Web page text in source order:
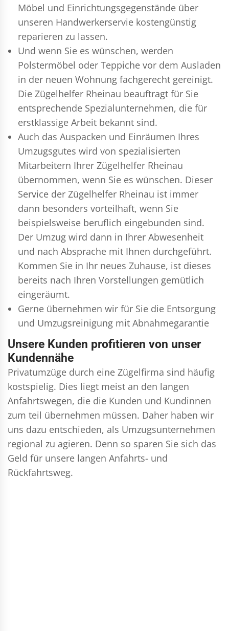
Möbel und Einrichtungsgegenstände über
unseren Handwerkerservie kostengünstig
reparieren zu lassen.
Und wenn Sie es wünschen, werden
Polstermöbel oder Teppiche vor dem Ausladen
in der neuen Wohnung fachgerecht gereinigt.
Die Zügelhelfer Rheinau beauftragt für Sie
entsprechende Spezialunternehmen, die für
erstklassige Arbeit bekannt sind.
Auch das Auspacken und Einräumen Ihres
Umzugsgutes wird von spezialisierten
Mitarbeitern Ihrer Zügelhelfer Rheinau
übernommen, wenn Sie es wünschen. Dieser
Service der Zügelhelfer Rheinau ist immer
dann besonders vorteilhaft, wenn Sie
beispielsweise beruflich eingebunden sind.
Der Umzug wird dann in Ihrer Abwesenheit
und nach Absprache mit Ihnen durchgeführt.
Kommen Sie in Ihr neues Zuhause, ist dieses
bereits nach Ihren Vorstellungen gemütlich
eingeräumt.
Gerne übernehmen wir für Sie die Entsorgung
und Umzugsreinigung mit Abnahmegarantie
Unsere Kunden profitieren von unser
Kundennähe
Privatumzüge durch eine Zügelfirma sind häufig
kostspielig. Dies liegt meist an den langen
Anfahrtswegen, die die Kunden und Kundinnen
zum teil übernehmen müssen. Daher haben wir
uns dazu entschieden, als Umzugsunternehmen
regional zu agieren. Denn so sparen Sie sich das
Geld für unsere langen Anfahrts- und
Rückfahrtsweg.